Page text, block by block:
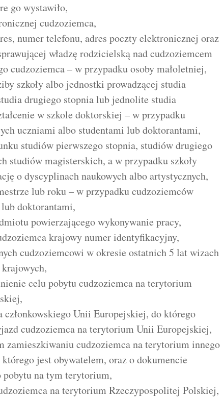
go wystawiło,
cudzoziemca,
numer telefonu, adres poczty elektronicznej oraz
władzę rodzicielską nad cudzoziemcem
cudzoziemca – w przypadku osoby małoletniej,
szkoły albo jednostki prowadzącej studia
drugiego stopnia lub jednolite studia
w szkole doktorskiej – w przypadku
uczniami albo studentami lub doktorantami,
studiów pierwszego stopnia, studiów drugiego
studiów magisterskich, a w przypadku szkoły
o dyscyplinach naukowych albo artystycznych,
lub roku – w przypadku cudzoziemców
doktorantami,
powierzającego wykonywanie pracy,
krajowy numer identyfikacyjny,
cudzoziemcowi w okresie ostatnich 5 lat wizach
celu pobytu cudzoziemca na terytorium
członkowskiego Unii Europejskiej, do którego
cudzoziemca na terytorium Unii Europejskiej,
zamieszkiwaniu cudzoziemca na terytorium innego
jest obywatelem, oraz o dokumencie
pobytu na tym terytorium,
na terytorium Rzeczypospolitej Polskiej,